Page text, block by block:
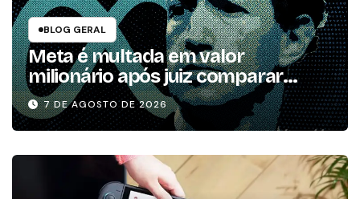
BLOG GERAL
Meta é multada em valor
milionário após juiz comparar
redes à poluição
7 DE AGOSTO DE 2026